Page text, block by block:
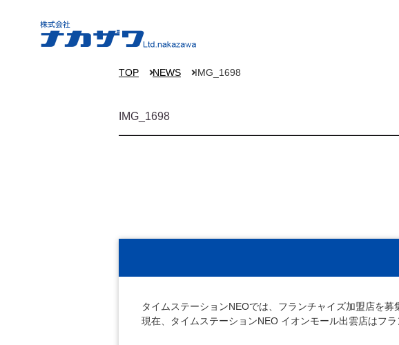
TOP NEWS IMG_1698
IMG_1698
タイムステーションNEOでは、フランチャイズ加盟店を募
現在、タイムステーションNEO イオンモール出雲店はフ